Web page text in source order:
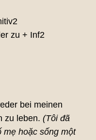
zu + Inf2
bei meinen
zu leben. (Tôi đã
mẹ hoặc sống một